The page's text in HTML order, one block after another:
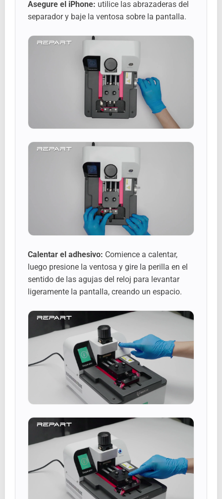
Asegure el iPhone: utilice las abrazaderas del
separador y baje la ventosa sobre la pantalla.
Calentar el adhesivo: Comience a calentar,
luego presione la ventosa y gire la perilla en el
sentido de las agujas del reloj para levantar
ligeramente la pantalla, creando un espacio.